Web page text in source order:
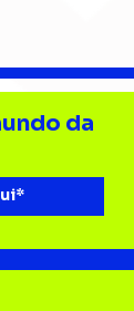
da